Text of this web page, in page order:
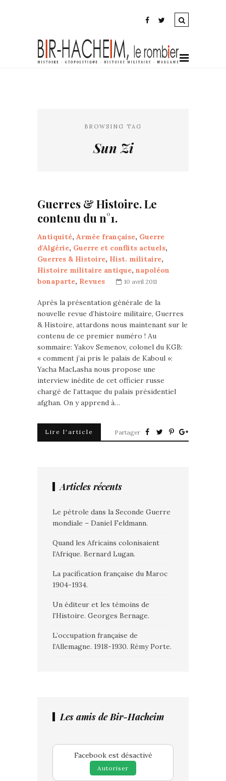
BROWSING TAG
Sun Zi
Guerres & Histoire. Le
contenu du n°1.
Antiquité, Armée française, Guerre
d'Algérie, Guerre et conflits actuels,
Guerres & Histoire, Hist. militaire,
Histoire militaire antique, napoléon
bonaparte, Revues 10 avril 2011
Après la présentation générale de la
nouvelle revue d’histoire militaire, Guerres
& Histoire, attardons nous maintenant sur le
contenu de ce premier numéro ! Au
sommaire: Yakov Semenov, colonel du KGB:
« comment j’ai pris le palais de Kaboul »:
Yacha MacLasha nous propose une
interview inédite de cet officier russe
chargé de l’attaque du palais présidentiel
afghan. On y apprend à…
Lire l'article Partager
Articles récents
Le pétrole dans la Seconde Guerre
mondiale – Daniel Feldmann.
Quand les Africains colonisaient
l’Afrique. Bernard Lugan.
La pacification française du Maroc
1904-1934.
Un éditeur et les témoins de
l’Histoire. Georges Bernage.
L’occupation française de
l’Allemagne. 1918-1930. Rémy Porte.
Les amis de Bir-Hacheim
Facebook est désactivé
Autoriser